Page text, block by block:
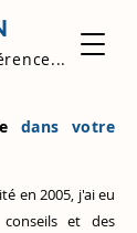
dans votre
en 2005, j'ai eu
et des